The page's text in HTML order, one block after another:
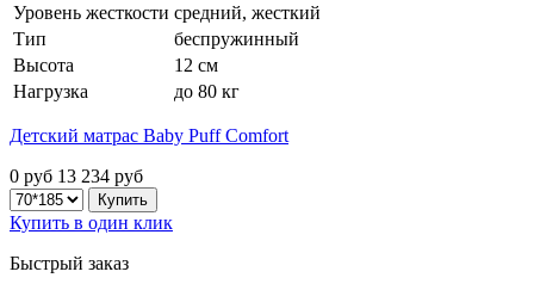
Уровень жесткости средний, жесткий
Тип
беспружинный
Высота
12 см
Нагрузка
до 80 кг
Детский матрас Baby Puff Comfort
0 руб 13 234 руб
Купить в один клик
Быстрый заказ